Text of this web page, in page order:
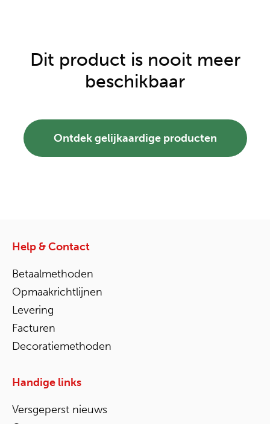
Dit product is nooit meer
beschikbaar
Ontdek gelijkaardige producten
Help & Contact
Betaalmethoden
Opmaakrichtlijnen
Levering
Facturen
Decoratiemethoden
Handige links
Versgeperst nieuws